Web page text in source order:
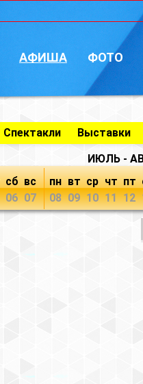
АФИША ФОТО
Спектакли
Выставки
ИЮЛЬ -
сб
06
вс
07
пн
08
вт
09
ср
10
чт
11
пт
12